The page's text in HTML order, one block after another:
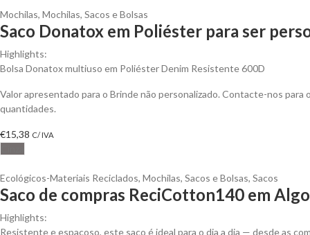
Mochilas, Mochilas, Sacos e Bolsas
Saco Donatox em Poliéster para ser
Highlights:
Bolsa Donatox multiuso em Poliéster Denim Resistente 600D
Valor apresentado para o Brinde não personalizado. Contacte-nos
quantidades.
€15,38 C/ IVA
Ecológicos-Materiais Reciclados, Mochilas, Sacos e Bolsas, Sacos
Saco de compras ReciCotton140 em
Highlights:
Resistente e espaçoso, este saco é ideal para o dia a dia — desde as